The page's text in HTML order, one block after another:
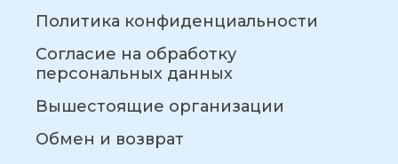
Политика конфиденциальности
Согласие на обработку
персональных данных
Вышестоящие организации
Обмен и возврат